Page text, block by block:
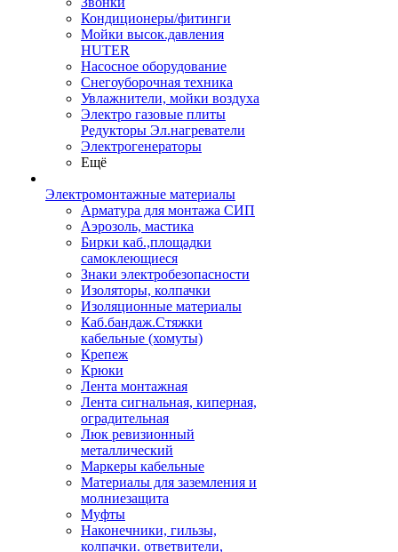
Кондиционеры/фитинги
Мойки высок.давления
HUTER
Насосное оборудование
Снегоуборочная техника
Увлажнители, мойки воздуха
Электро газовые плиты
Редукторы Эл.нагреватели
Электрогенераторы
Ещё
Электромонтажные материалы
Арматура для монтажа СИП
Аэрозоль, мастика
Бирки каб.,площадки
самоклеющиеся
Знаки электробезопасности
Изоляторы, колпачки
Изоляционные материалы
Каб.бандаж.Стяжки
кабельные (хомуты)
Крепеж
Крюки
Лента монтажная
Лента сигнальная, киперная,
оградительная
Люк ревизионный
металлический
Маркеры кабельные
Материалы для заземления и
молниезащита
Муфты
Наконечники, гильзы,
колпачки. ответвители,